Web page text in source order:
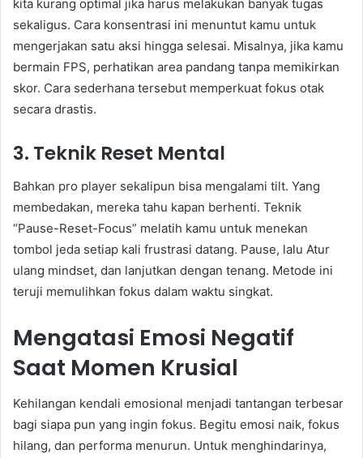
kita kurang optimal jika harus melakukan banyak tugas
sekaligus. Cara konsentrasi ini menuntut kamu untuk
mengerjakan satu aksi hingga selesai. Misalnya, jika kamu
bermain FPS, perhatikan area pandang tanpa memikirkan
skor. Cara sederhana tersebut memperkuat fokus otak
secara drastis.
3. Teknik Reset Mental
Bahkan pro player sekalipun bisa mengalami tilt. Yang
membedakan, mereka tahu kapan berhenti. Teknik
“Pause-Reset-Focus” melatih kamu untuk menekan
tombol jeda setiap kali frustrasi datang. Pause, lalu Atur
ulang mindset, dan lanjutkan dengan tenang. Metode ini
teruji memulihkan fokus dalam waktu singkat.
Mengatasi Emosi Negatif
Saat Momen Krusial
Kehilangan kendali emosional menjadi tantangan terbesar
bagi siapa pun yang ingin fokus. Begitu emosi naik, fokus
hilang, dan performa menurun. Untuk menghindarinya,